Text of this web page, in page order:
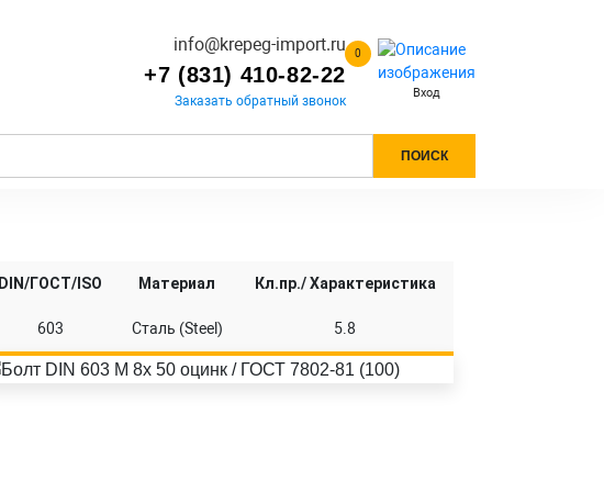
info@krepeg-import.ru
+7 (831) 410-82-22
Заказать обратный звонок
0
Вход
ПОИСК
DIN/ГОСТ/ISO Материал Кл.пр./ Характеристика
603 Сталь (Steel) 5.8